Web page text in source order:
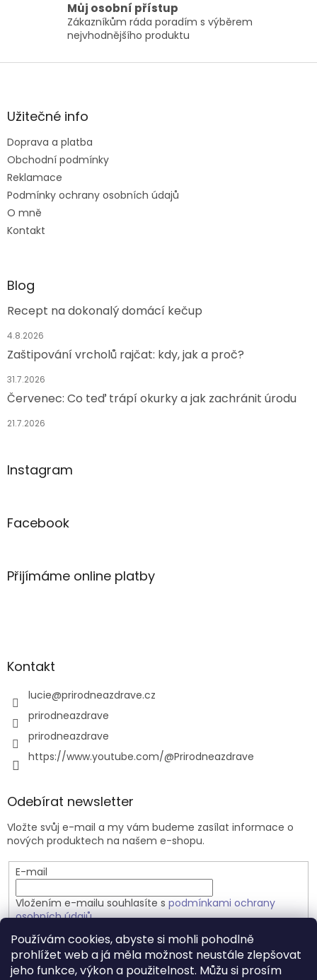
Používám cookies, abyste si mohli pohodlně
prohlížet web a já měla možnost neustále zlepšovat
jeho funkce, výkon a použitelnost. Můžu si prosím
Můj osobní přístup
Zákazníkům ráda poradím s výběrem
nejvhodnějšího produktu
Z
aUžitečné info
Doprava a platba
Obchodní podmínky
Reklamace
Podmínky ochrany osobních údajů
O mně
Kontakt
Blog
Recept na dokonalý domácí kečup
4.8.2026
Zaštipování vrcholů rajčat: kdy, jak a proč?
31.7.2026
Červenec: Co teď trápí okurky a jak zachránit úrodu
21.7.2026
Instagram
Facebook
Přijímáme online platby
Kontakt
lucie@prirodneazdrave.cz
prirodneazdrave
prirodneazdrave
https://www.youtube.com/@Prirodneazdrave
Odebírat newsletter
Vložte svůj e-mail a my vám budeme zasílat informace o
nových produktech na našem e-shopu.
E-mail
Vložením e-mailu souhlasíte s podmínkami ochrany
osobních údajů
PŘIHLÁSIT SE